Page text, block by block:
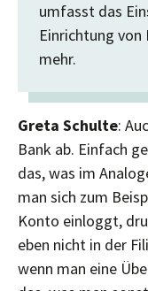
umfasst das
Einrichtung von
mehr.
Greta Schulte:
Bank ab. Einfach
das, was im
man sich zum
Konto einloggt,
eben nicht in der
wenn man eine